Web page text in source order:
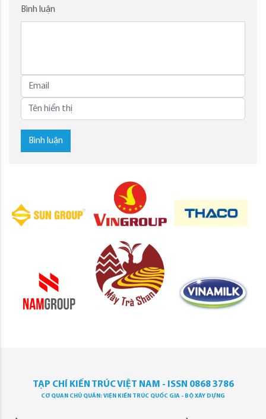
Bình luận
Bình luận
TẠP CHÍ KIẾN TRÚC VIỆT NAM - ISSN 0868 3786
CƠ QUAN CHỦ QUẢN: VIỆN KIẾN TRÚC QUỐC GIA - BỘ XÂY DỰNG